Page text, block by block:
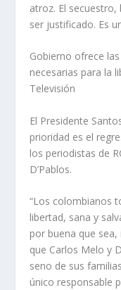
atroz. El
ser justificado. Es
Gobierno ofrece
necesarias para la
Televisión
El Presidente
prioridad es el
los periodistas de
D’Pablos.
“Los colombianos
libertad, sana y
por buena que
que Carlos Melo y
seno de sus
único responsable